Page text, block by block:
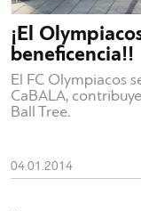
¡El
beneficencia!!
El FC Olympiacos
CaBALA,
Ball Tree.
04.01.2014